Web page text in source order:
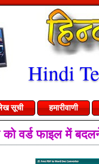
Hindi
सूची हमारीवाणी
को वर्ड फाइल में